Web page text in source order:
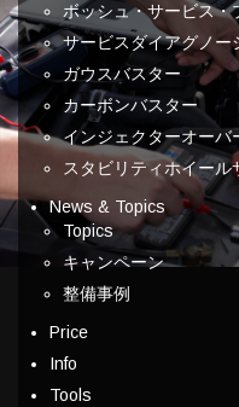
ボッシュ・サービス・
サービスダイアグノー
ガウスバスター
カーボンバスター
インジェクターオーバ
スタビリティホイール
News & Topics
Topics
キャンペーン
整備事例
Price
Info
Tools